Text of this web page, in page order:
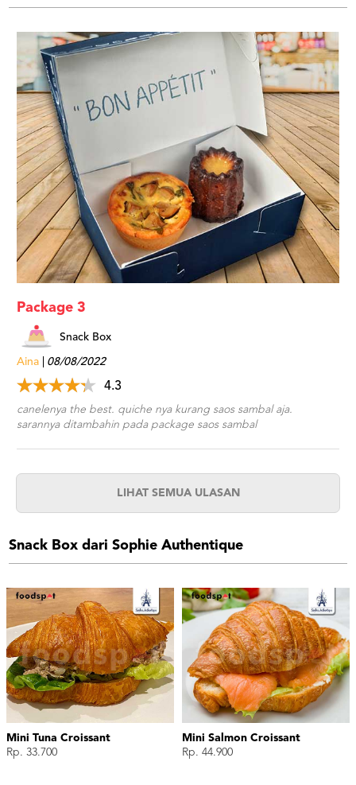
Package 3
Snack Box
Aina 08/08/2022
4.3
canelenya the best. quiche nya kurang saos sambal aja.
sarannya ditambahin pada package saos sambal
LIHAT SEMUA ULASAN
Snack Box dari Sophie Authentique
Mini Tuna Croissant
Rp. 33.700
Mini Salmon Croissant
Rp. 44.900